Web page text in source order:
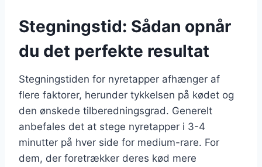
Stegningstid: Sådan opnår
du det perfekte resultat
Stegningstiden for nyretapper afhænger af
flere faktorer, herunder tykkelsen på kødet og
den ønskede tilberedningsgrad. Generelt
anbefales det at stege nyretapper i 3-4
minutter på hver side for medium-rare. For
dem, der foretrækker deres kød mere